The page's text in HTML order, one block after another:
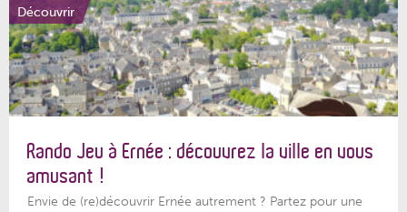
Découvrir
Rando Jeu à Ernée : découvrez la ville en vous
amusant !
Envie de (re)découvrir Ernée autrement ? Partez pour une